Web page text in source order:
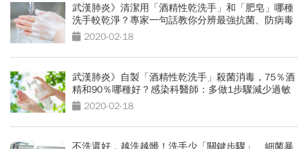
武漢肺炎》清潔用「酒精性乾洗手」和「肥皂」哪種
洗手較乾淨？專家一句話教你分辨最強抗菌、防病毒
法 2020-02-18
武漢肺炎》自製「酒精性乾洗手」殺菌消毒，75％酒
精和90％哪種好？感染科醫師：多做1步驟減少過敏
2020-02-18